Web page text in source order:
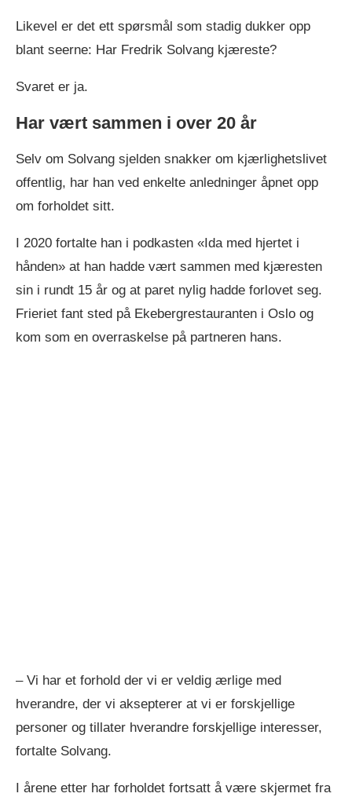
Likevel er det ett spørsmål som stadig dukker opp
blant seerne: Har Fredrik Solvang kjæreste?
Svaret er ja.
Har vært sammen i over 20 år
Selv om Solvang sjelden snakker om kjærlighetslivet
offentlig, har han ved enkelte anledninger åpnet opp
om forholdet sitt.
I 2020 fortalte han i podkasten «Ida med hjertet i
hånden» at han hadde vært sammen med kjæresten
sin i rundt 15 år og at paret nylig hadde forlovet seg.
Frieriet fant sted på Ekebergrestauranten i Oslo og
kom som en overraskelse på partneren hans.
– Vi har et forhold der vi er veldig ærlige med
hverandre, der vi aksepterer at vi er forskjellige
personer og tillater hverandre forskjellige interesser,
fortalte Solvang.
I årene etter har forholdet fortsatt å være skjermet fra